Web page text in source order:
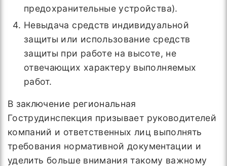
предохранительные устройства).
Невыдача средств индивидуальной
защиты или использование средств
защиты при работе на высоте, не
отвечающих характеру выполняемых
работ.
В заключение региональная
Гострудинспекция призывает руководителей
компаний и ответственных лиц выполнять
требования нормативной документации и
уделить больше внимания такому важному